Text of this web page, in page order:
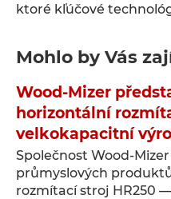
ktoré kľúčové
Mohlo by Vás
Wood-Mizer
horizontální
velkokapacitní
Společnost Wood-
průmyslových
rozmítací stroj HR250